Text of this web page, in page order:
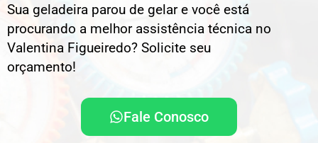
Sua geladeira parou de gelar e você está
procurando a melhor assistência técnica no
Valentina Figueiredo? Solicite seu
orçamento!
Fale Conosco